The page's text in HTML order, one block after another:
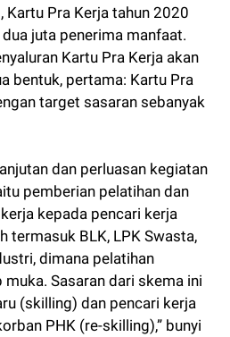
Pra Kerja tahun 2020
juta penerima manfaat.
Kartu Pra Kerja akan
bentuk, pertama: Kartu Pra
target sasaran sebanyak
dan perluasan kegiatan
pemberian pelatihan dan
kepada pencari kerja
termasuk BLK, LPK Swasta,
dimana pelatihan
Sasaran dari skema ini
(skilling) dan pencari kerja
PHK (re-skilling),” bunyi